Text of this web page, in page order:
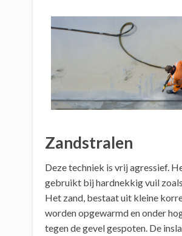
Zandstralen
Deze techniek is vrij agressief.
gebruikt bij hardnekkig vuil
Het zand, bestaat uit kleine
worden opgewarmd en onder
tegen de gevel gespoten. De